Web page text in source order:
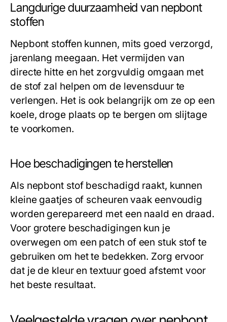
Langdurige duurzaamheid van nepbont
stoffen
Nepbont stoffen kunnen, mits goed verzorgd,
jarenlang meegaan. Het vermijden van
directe hitte en het zorgvuldig omgaan met
de stof zal helpen om de levensduur te
verlengen. Het is ook belangrijk om ze op een
koele, droge plaats op te bergen om slijtage
te voorkomen.
Hoe beschadigingen te herstellen
Als nepbont stof beschadigd raakt, kunnen
kleine gaatjes of scheuren vaak eenvoudig
worden gerepareerd met een naald en draad.
Voor grotere beschadigingen kun je
overwegen om een patch of een stuk stof te
gebruiken om het te bedekken. Zorg ervoor
dat je de kleur en textuur goed afstemt voor
het beste resultaat.